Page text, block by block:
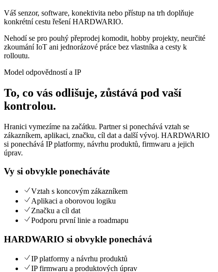
Váš senzor, software, konektivita nebo přístup na trh doplňuje
konkrétní cestu řešení HARDWARIO.
Nehodí se pro pouhý přeprodej komodit, hobby projekty, neurčité
zkoumání IoT ani jednorázové práce bez vlastníka a cesty k
rolloutu.
Model odpovědností a IP
To, co vás odlišuje, zůstává pod vaší
kontrolou.
Hranici vymezíme na začátku. Partner si ponechává vztah se
zákazníkem, aplikaci, značku, cíl dat a další vývoj. HARDWARIO
si ponechává IP platformy, návrhu produktů, firmwaru a jejich
úprav.
Vy si obvykle ponecháváte
Vztah s koncovým zákazníkem
Aplikaci a oborovou logiku
Značku a cíl dat
Podporu první linie a roadmapu
HARDWARIO si obvykle ponechává
IP platformy a návrhu produktů
IP firmwaru a produktových úprav